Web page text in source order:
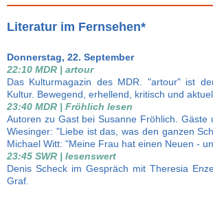
Literatur im Fernsehen*
Donnerstag, 22. September
22:10 MDR | artour
Das Kulturmagazin des MDR. "artour" ist
Kultur. Bewegend, erhellend, kritisch und
23:40 MDR | Fröhlich lesen
Autoren zu Gast bei Susanne Fröhlich. Gäste
Wiesinger: "Liebe ist das, was den ganzen
Michael Witt: "Meine Frau hat einen Neuen -
23:45 SWR | lesenswert
Denis Scheck im Gespräch mit Theresia
Graf.